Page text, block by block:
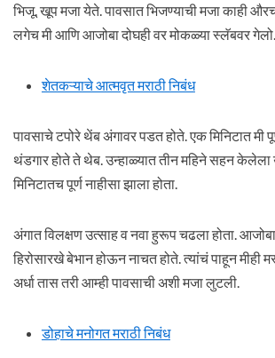
भिजू. खूप मजा येते. पावसात भिजण्याची मजा काही
लगेच मी आणि आजोबा दोघही वर मोकळ्या स्लॅबवर गेलो.
शेतकऱ्याचे आत्मवृत मराठी निबंध
पावसाचे टपोरे थेंब अंगावर पडत होते. एक मिनिटात मी
थंडगार होते ते थेब. उन्हाळ्यात तीन महिने सहन केलेला
मिनिटातच पूर्ण नाहीसा झाला होता.
अंगात विलक्षण उत्साह व नवा हुरूप चढला होता.
हिरोसारखे बेभान होऊन नाचत होते. त्यांचं पाहून
अर्धा तास तरी आम्ही पावसाची अशी मजा लुटली.
डोहाचे मनोगत मराठी निबंध